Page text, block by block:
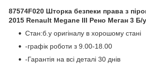
87574F020 Шторка безпеки права з
2015 Renault Megane III Рено Меган 3 Б/у
Стан:б.у оригіналу в хорошому стані
-графік роботи з 9.00-18.00
-Гарантія на всі деталі 30 днів